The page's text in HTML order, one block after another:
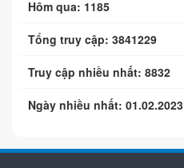
Hôm qua: 1185
Tổng truy cập: 3841229
Truy cập nhiều nhất: 8832
Ngày nhiều nhất: 01.02.2023